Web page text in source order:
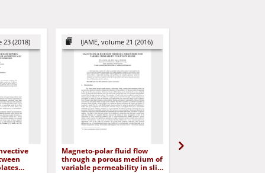
23 (2018) IJAME, volume 21 (2016)
Magneto-polar fluid flow
through a porous medium of
variable permeability in slip